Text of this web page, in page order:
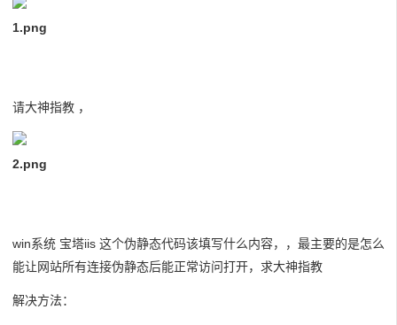
1.png
请大神指教 ，
2.png
win系统 宝塔iis 这个伪静态代码该填写什么内容，，最主要的是怎么
能让网站所有连接伪静态后能正常访问打开，求大神指教
解决方法：